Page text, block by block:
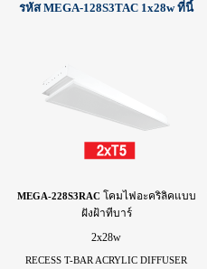
รหัส MEGA-128S3TAC 1x28w ที่นี้
MEGA-228S3RAC โคมไฟ อะคริลิคแบบ
ฝังฝ้าทีบาร์
2x28w
RECESS T-BAR ACRYLIC DIFFUSER